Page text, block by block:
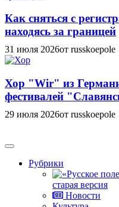
Как сняться с
находясь за границей
31 июля 2026от russkoepole
Хор "Wir" из
фестивалей
29 июля 2026от russkoepole
Рубрики
старая версия
Новости